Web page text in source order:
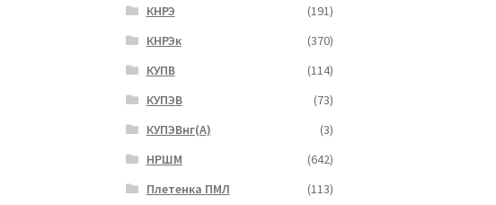
КНРЭ
(191)
КНРЭк
(370)
КУПВ
(114)
КУПЭВ
(73)
КУПЭВнг(А)
(3)
НРШМ
(642)
Плетенка ПМЛ
(113)